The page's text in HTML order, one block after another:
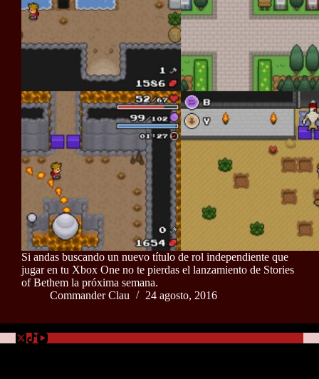
Si andas buscando un nuevo título de rol independiente que
jugar en tu Xbox One no te pierdas el lanzamiento de Stories
of Bethem la próxima semana.
Commander Clau
24 agosto, 2016